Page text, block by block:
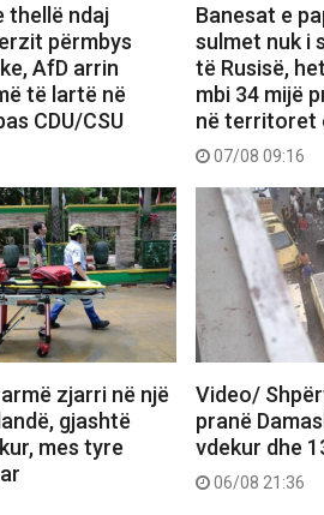
thellë ndaj
përmbys
AfD arrin
të lartë në
CDU/CSU
Banesat e
sulmet nuk i
të Rusisë,
mbi 34 mijë
në territoret
07/08 09:16
zjarri në një
gjashtë
mes tyre
Video/
pranë
vdekur dhe
06/08 21:36